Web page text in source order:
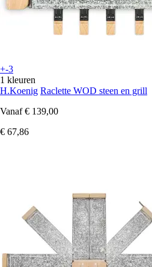
+-3
1 kleuren
H.Koenig Raclette WOD steen en grill
Vanaf € 139,00
€ 67,86